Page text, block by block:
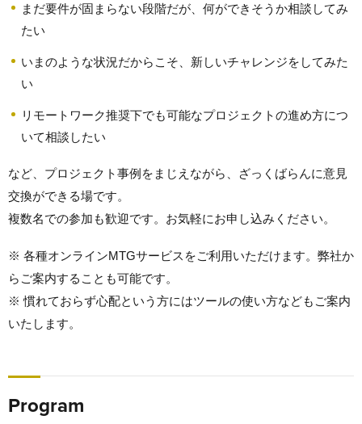
まだ要件が固まらない段階だが、何ができそうか相談してみ
たい
いまのような状況だからこそ、新しいチャレンジをしてみた
い
リモートワーク推奨下でも可能なプロジェクトの進め方につ
いて相談したい
など、プロジェクト事例をまじえながら、ざっくばらんに意見
交換ができる場です。
複数名での参加も歓迎です。お気軽にお申し込みください。
※ 各種オンラインMTGサービスをご利用いただけます。弊社か
らご案内することも可能です。
※ 慣れておらず心配という方にはツールの使い方などもご案内
いたします。
Program